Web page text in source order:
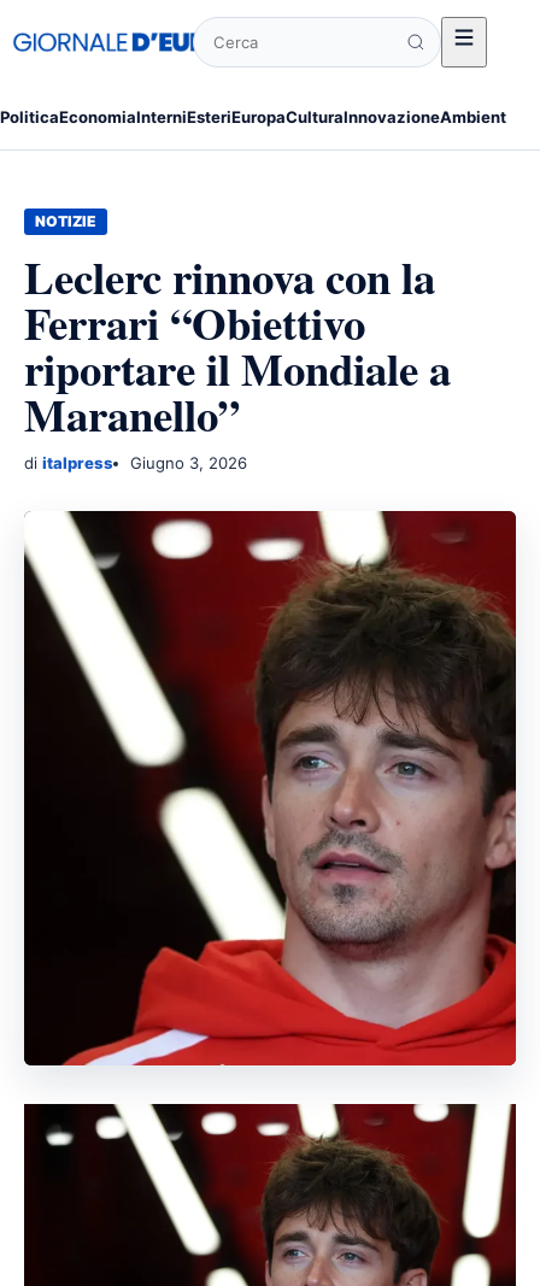
PoliticaEconomiaInterniEsteriEuropaCulturaInnovazioneAmbiente
Cerca
NOTIZIE
Leclerc rinnova con la
Ferrari “Obiettivo
riportare il Mondiale a
Maranello”
di italpress Giugno 3, 2026